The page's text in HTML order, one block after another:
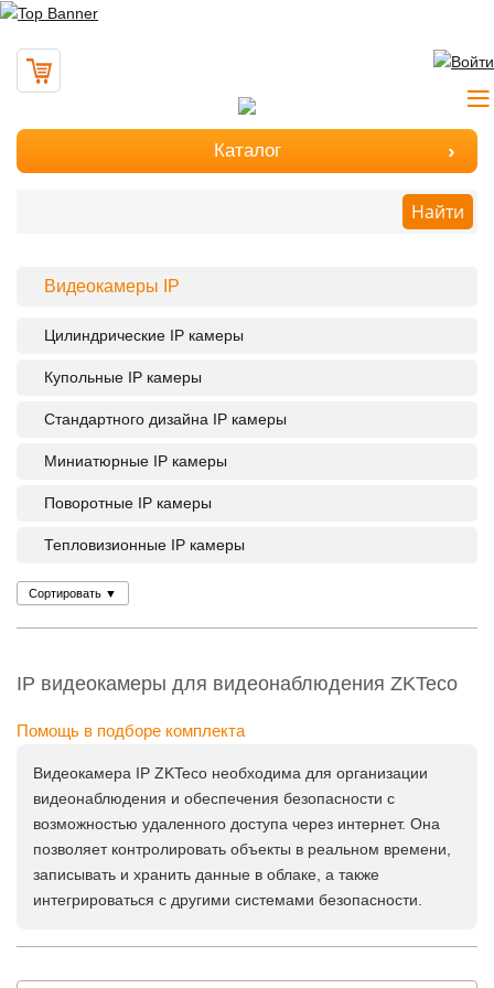
Каталог
Найти
Видеокамеры IP
Цилиндрические IP камеры
Купольные IP камеры
Стандартного дизайна IP камеры
Миниатюрные IP камеры
Поворотные IP камеры
Тепловизионные IP камеры
Сортировать ▼
IP видеокамеры для видеонаблюдения ZKTeco
Помощь в подборе комплекта
Видеокамера IP ZKTeco необходима для организации
видеонаблюдения и обеспечения безопасности с
возможностью удаленного доступа через интернет. Она
позволяет контролировать объекты в реальном времени,
записывать и хранить данные в облаке, а также
интегрироваться с другими системами безопасности.